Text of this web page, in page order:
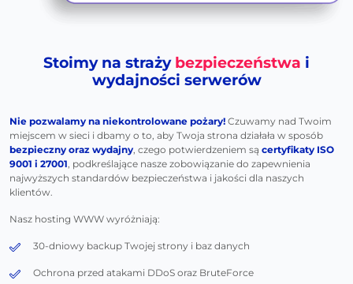
Stoimy na straży bezpieczeństwa i
wydajności serwerów
Nie pozwalamy na niekontrolowane pożary! Czuwamy nad Twoim
miejscem w sieci i dbamy o to, aby Twoja strona działała w sposób
bezpieczny oraz wydajny, czego potwierdzeniem są certyfikaty ISO
9001 i 27001, podkreślające nasze zobowiązanie do zapewnienia
najwyższych standardów bezpieczeństwa i jakości dla naszych
klientów.
Nasz hosting WWW wyróżniają:
30-dniowy backup Twojej strony i baz danych
Ochrona przed atakami DDoS oraz BruteForce